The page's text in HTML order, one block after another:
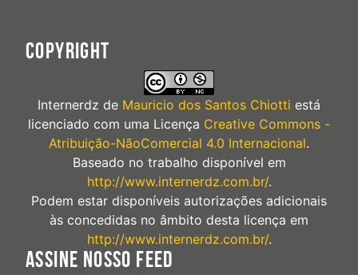
COPYRIGHT
Internerdz de Mauricio dos Santos Chiotti está
licenciado com uma Licença Creative Commons -
Atribuição-NãoComercial 4.0 Internacional.
Baseado no trabalho disponível em
http://www.internerdz.com.br/.
Podem estar disponíveis autorizações adicionais
às concedidas no âmbito desta licença em
http://www.internerdz.com.br/.
ASSINE NOSSO FEED